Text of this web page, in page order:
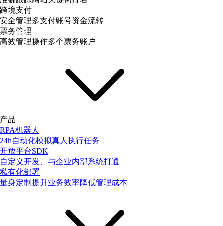
跨境支付
安全管理多支付账号资金流转
票务管理
高效管理操作多个票务账户
产品
RPA机器人
24h自动化模拟真人执行任务
开放平台SDK
自定义开发、与企业内部系统打通
私有化部署
量身定制提升业务效率降低管理成本